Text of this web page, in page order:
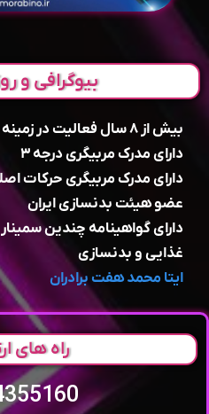
بیوگرافی و
بیش از ۸ سال فعالیت در زمینه بدنسازی نچرال
دارای مدرک مربیگری درجه ۳
دارای مدرک مربیگری حرکات
عضو هیئت بدنسازی ایران
دارای گواهینامه چندین
غذایی و بدنسازی
ایتا محمد هفت برادران
راه های